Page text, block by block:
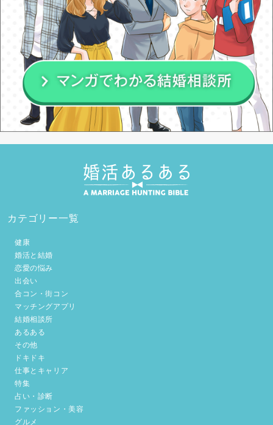
カテゴリー一覧
健康
婚活と結婚
恋愛の悩み
出会い
合コン・街コン
マッチングアプリ
結婚相談所
あるある
その他
ドキドキ
仕事とキャリア
特集
占い・診断
ファッション・美容
グルメ